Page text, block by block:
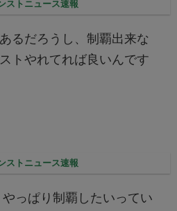
ストニュース速報
るだろうし、制覇出来な
トやれてれば良いんです
ストニュース速報
っぱり制覇したいってい